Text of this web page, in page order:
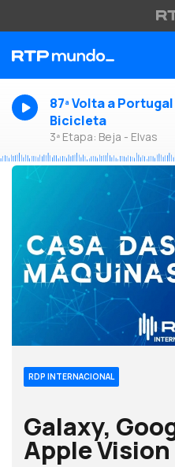
87ª Volta a
Bicicleta
3ª Etapa: Beja - Elvas
RDP INTERNACIONAL
Galaxy,
Apple Vision